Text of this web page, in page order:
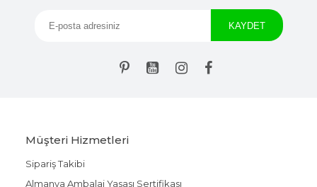
Müşteri Hizmetleri
Sipariş Takibi
Almanya Ambalaj Yasası Sertifikası